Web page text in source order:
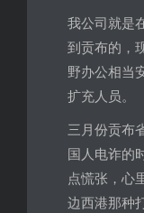
我公司就是
到贡布的，
野办公相当
扩充人员。
三月份贡布
国人电诈的
点慌张，心
边西港那种